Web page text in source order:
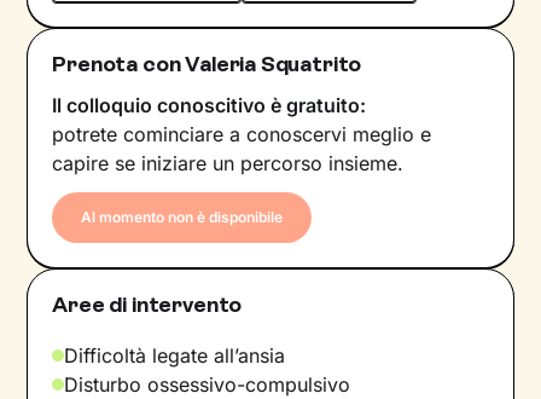
Prenota con Valeria Squatrito
Il colloquio conoscitivo è gratuito:
potrete cominciare a conoscervi meglio e
capire se iniziare un percorso insieme.
Al momento non è disponibile
Aree di intervento
Difficoltà legate all’ansia
Disturbo ossessivo-compulsivo